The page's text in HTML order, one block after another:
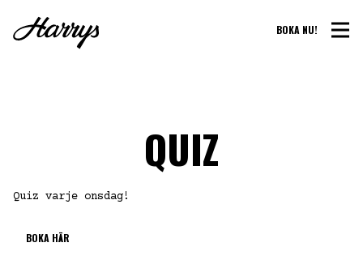
BOKA NU!
QUIZ
Quiz varje onsdag!
BOKA HÄR